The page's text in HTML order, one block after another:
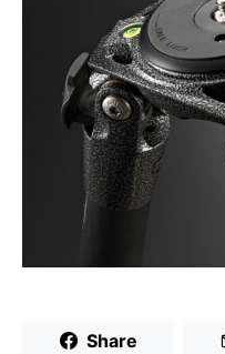
Share